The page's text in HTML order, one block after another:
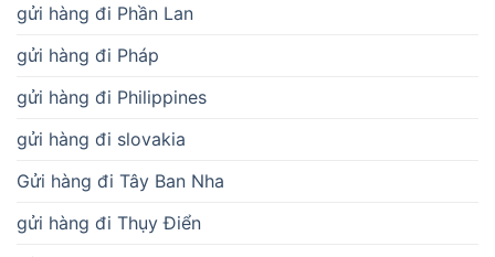
gửi hàng đi Phần Lan
gửi hàng đi Pháp
gửi hàng đi Philippines
gửi hàng đi slovakia
Gửi hàng đi Tây Ban Nha
gửi hàng đi Thụy Điển